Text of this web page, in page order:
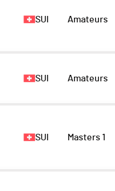
SUI Amateurs
SUI Amateurs
SUI Masters 1